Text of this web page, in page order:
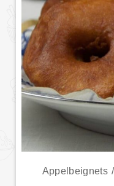
Appelbeignets